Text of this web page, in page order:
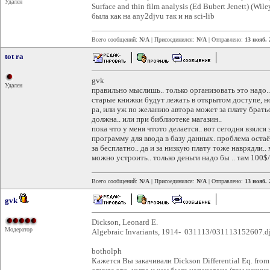
Удален
Surface and thin film analysis (Ed Bubert Jenett)
была как на any2djvu так и на sci-lib
Всего сообщений: N/A | Присоединился: N/A | Отправлено: 13 нояб.
tot ra
Удален
gvk
правильно мыслишь.. только организовать это надо..
старые книжки будут лежать в открытом доступе,
ра, или уж по желанию автора может за плату
должна.. или при библиотеке магазин..
пока что у меня чтото делается.. вот сегодня
программу для ввода в базу данных. проблема
за бесплатно.. да и за низкую плату тоже
можно устроить.. только деньги надо бы .. там
Всего сообщений: N/A | Присоединился: N/A | Отправлено: 13 нояб.
gvk
Модератор
Dickson, Leonard E.
Algebraic Invariants, 1914- 031113/
botholph
Кажется Вы закачивали Dickson Differential Eq.